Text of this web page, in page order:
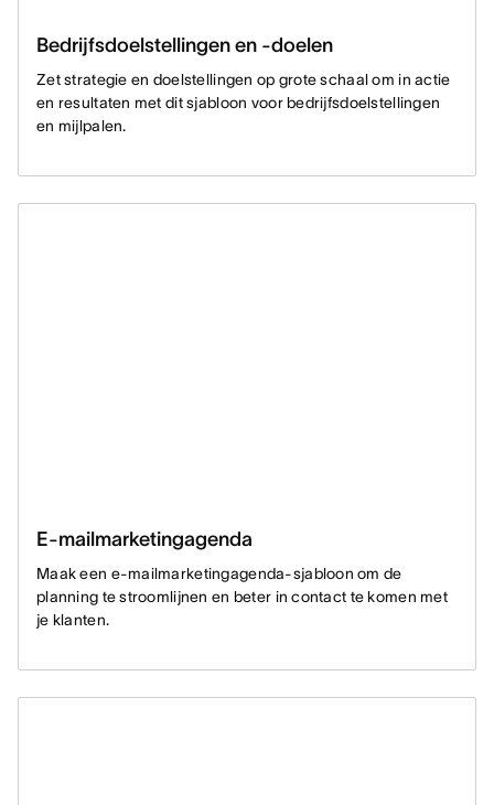
Bedrijfsdoelstellingen en -doelen
Zet strategie en doelstellingen op grote schaal om in actie
en resultaten met dit sjabloon voor bedrijfsdoelstellingen
en mijlpalen.
E-mailmarketingagenda
Maak een e-mailmarketingagenda-sjabloon om de
planning te stroomlijnen en beter in contact te komen met
je klanten.